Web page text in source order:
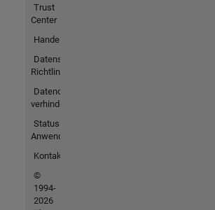
Trust
Center
Handelsmarken
Datenschutz-
Richtlinien
Datendiebstahl
verhindern
Status von
Anwendungen
Kontakt
©
1994-
2026